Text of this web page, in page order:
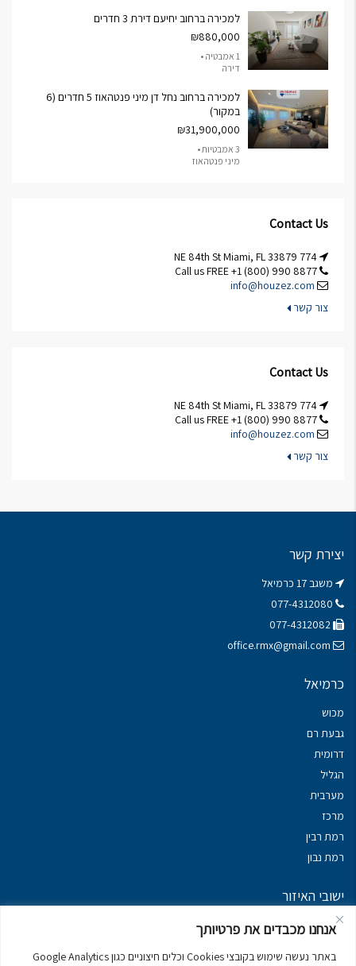
אנחנו מכבדים את פרטיותך
באתר נעשה שימוש בקובצי Cookies וכלים חיצוניים כגון Google Analytics
למכירה ברחוב יחיעם דירת 3 חדרים
₪880,000
1 אמבטיה •
דירה
למכירה ברחוב נחל דן מיני פנטהאוז 5 חדרים (6
במקור)
₪31,900,000
3 אמבטיות •
מיני פנטהאוז
Contact Us
info@houzez.com
צור קשר
Contact Us
info@houzez.com
צור קשר
יצירת קשר
משגב 17 כרמיאל
office.rmx@gmail.com
כרמיאל
מכוש
גבעת רם
דרומית
הגליל
מערבית
מרכז
רמת רבין
רמת נבון
ישובי האיזור
נכסים במשגב